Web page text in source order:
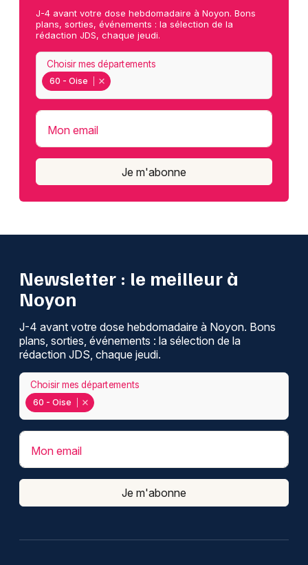
J-4 avant votre dose hebdomadaire à Noyon. Bons
plans, sorties, événements : la sélection de la
rédaction JDS, chaque jeudi.
60 - Oise
Choisir mes départements
Mon email
Je m'abonne
Newsletter : le meilleur à
Noyon
J-4 avant votre dose hebdomadaire à Noyon. Bons
plans, sorties, événements : la sélection de la
rédaction JDS, chaque jeudi.
60 - Oise
Choisir mes départements
Mon email
Je m'abonne